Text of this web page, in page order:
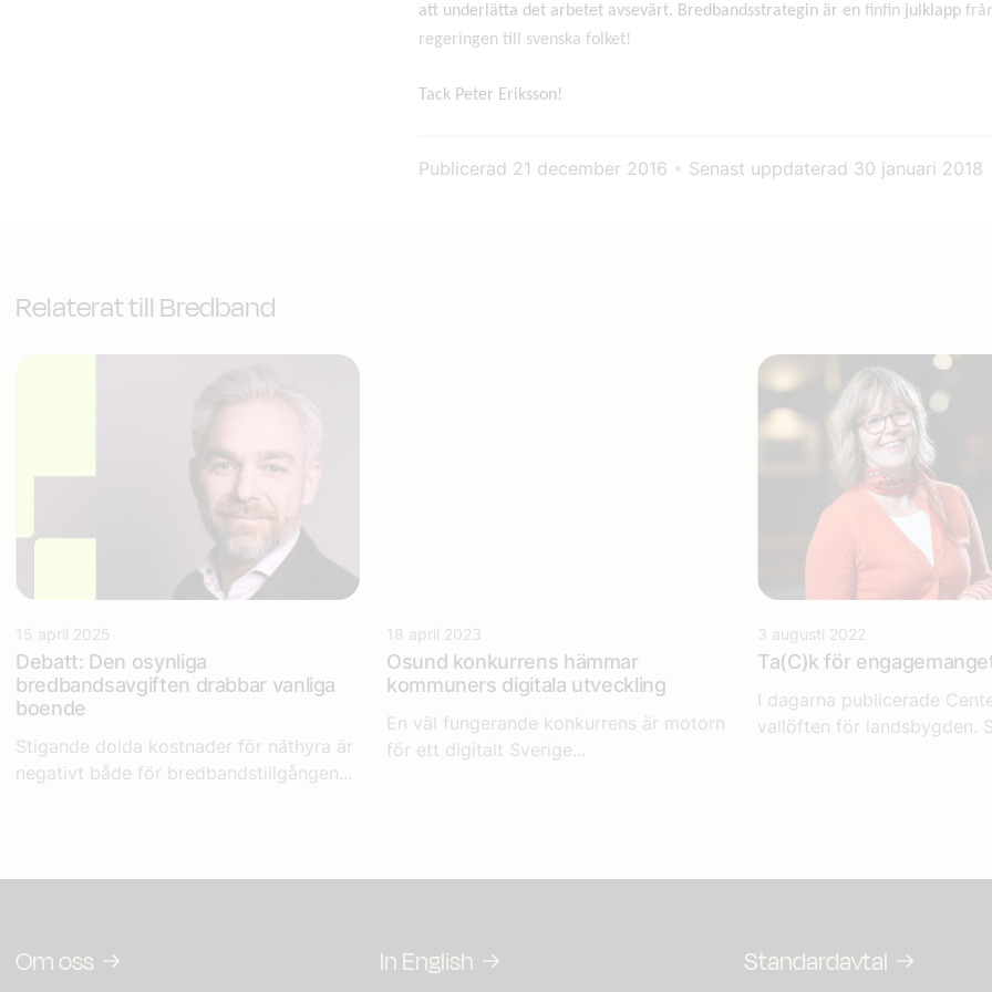
att underlätta det arbetet avsevärt. Bredbandsstrategin är en finfin julklapp
regeringen till svenska folket!
Tack Peter Eriksson!
Publicerad 21 december 2016 • Senast uppdaterad 30 januari 2018
Relaterat till Bredband
15 april 2025
Debatt: Den osynliga
bredbandsavgiften drabbar vanliga
boende
Stigande dolda kostnader för näthyra är
negativt både för bredbandstillgången...
18 april 2023
Osund konkurrens hämmar
kommuners digitala utveckling
En väl fungerande konkurrens är motorn
för ett digitalt Sverige...
3 augusti 2022
Ta(C)k för
I dagarna publicerade
vallöften för landsbygden.
Om oss In English Standardavtal